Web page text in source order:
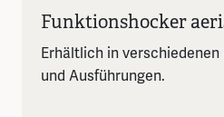
Funktionshocker
Erhältlich in
und Ausführungen.